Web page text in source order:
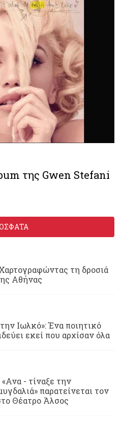
της Gwen Stefani
τη δροσιά
Αθήνας
Ιωλκό»: Ένα ποιητικό
εκεί που αρχίσαν όλα
- τίναξε την
παρατείνεται τον
Θέατρο Άλσος